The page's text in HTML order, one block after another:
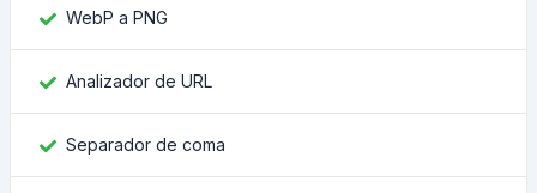
WebP a PNG
Analizador de URL
Separador de coma